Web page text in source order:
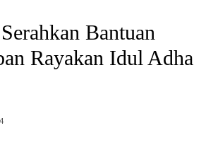
Bantuan
Rayakan Idul Adha